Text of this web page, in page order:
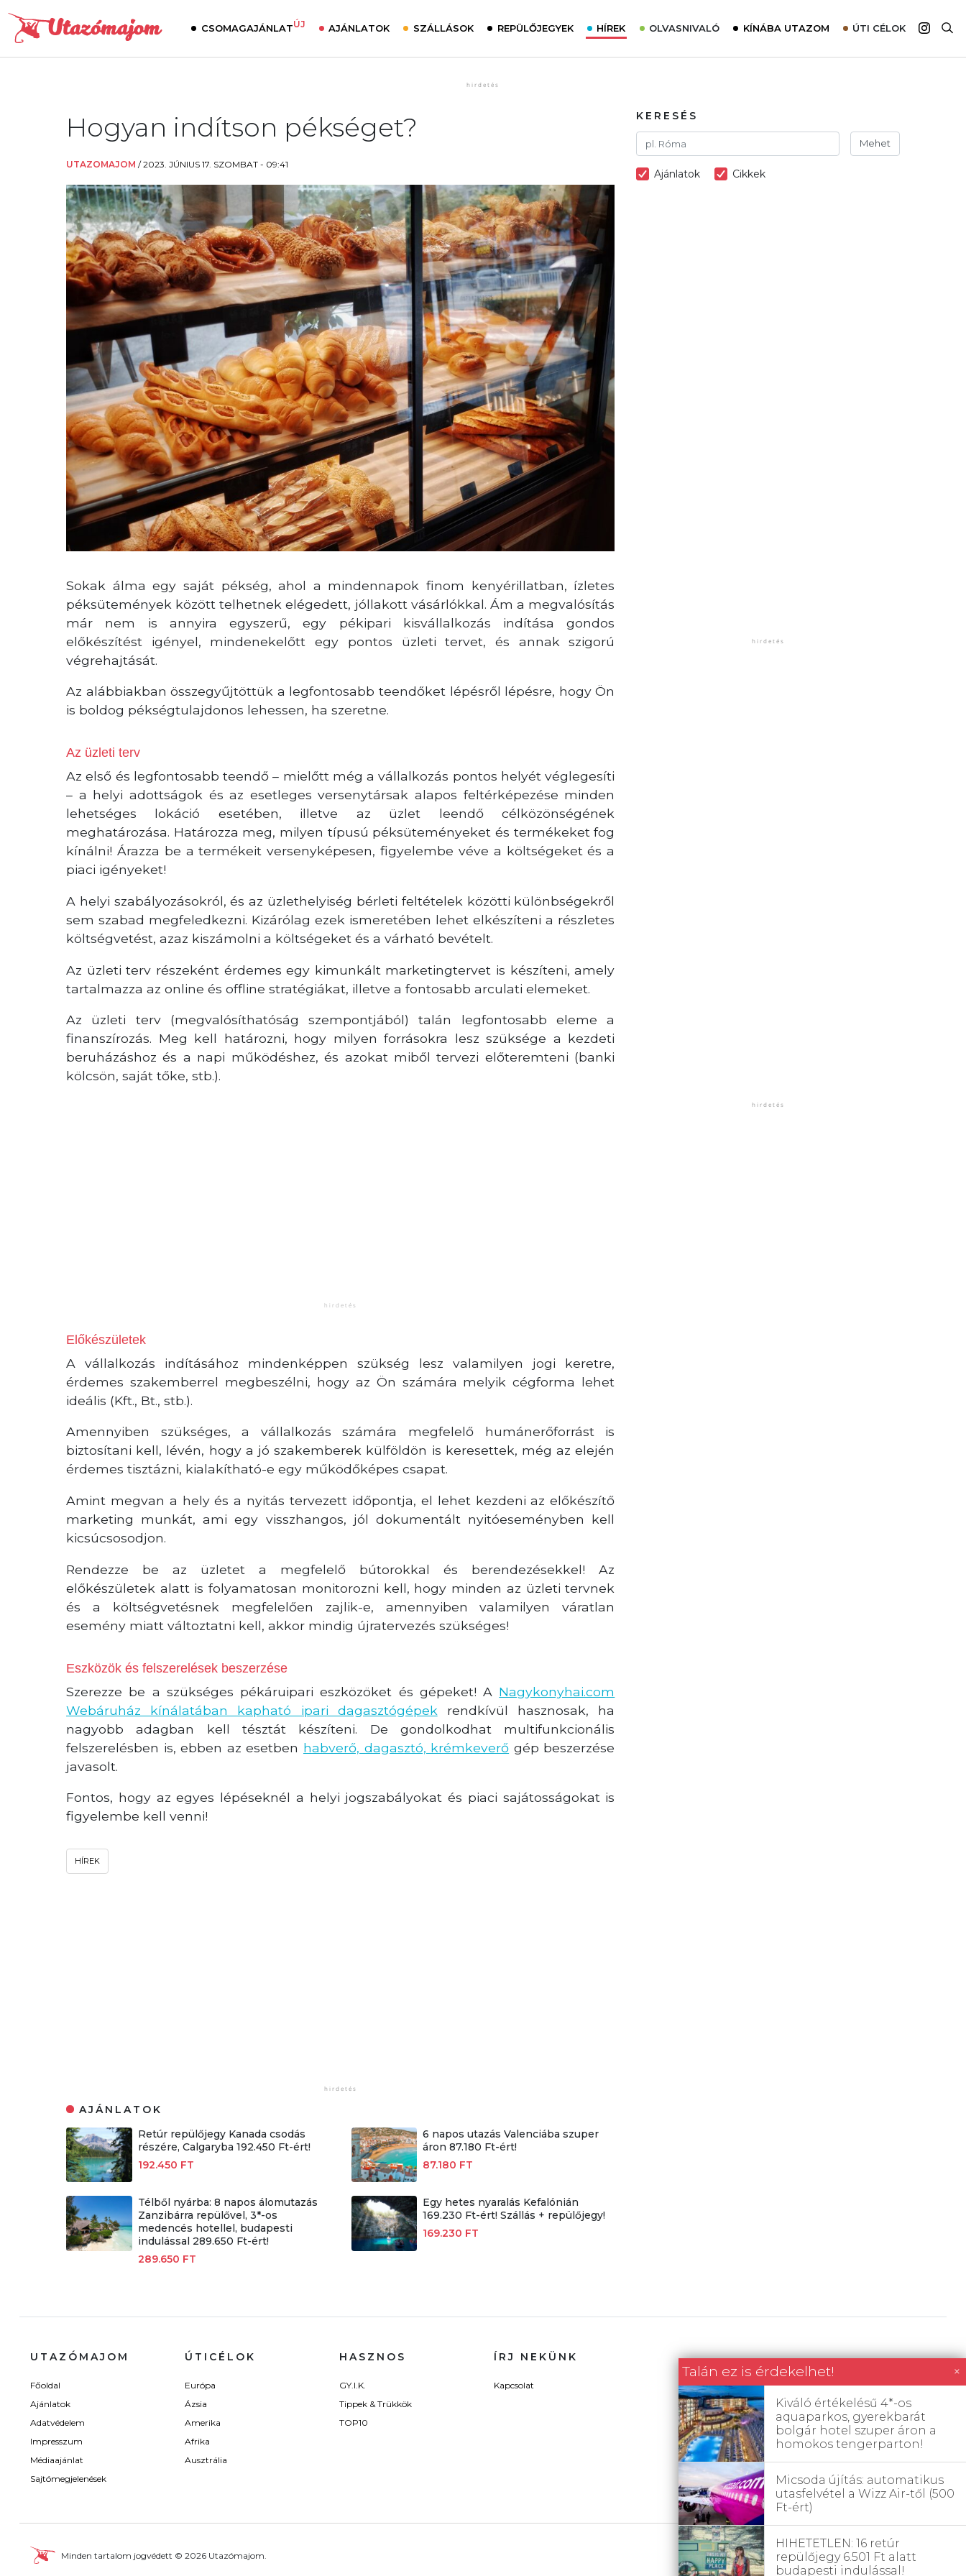
CSOMAGAJÁNLATÚJ AJÁNLATOK SZÁLLÁSOK REPÜLŐJEGYEK HÍREK OLVASNIVALÓ
Interjú
Élménybeszámolók
KÍNÁBA UTAZOM ÚTI CÉLOK
Ausztrália
Hogyan indítson pékséget?
UTAZOMAJOM /2023. JÚNIUS 17. SZOMBAT - 09:41
Sokak álma egy saját pékség, ahol a mindennapok finom kenyérillatban, ízletes
péksütemények között telhetnek elégedett, jóllakott vásárlókkal. Ám a megvalósítás
már nem is annyira egyszerű, egy pékipari kisvállalkozás indítása gondos
előkészítést igényel, mindenekelőtt egy pontos üzleti tervet, és annak szigorú
végrehajtását.
Az alábbiakban összegyűjtöttük a legfontosabb teendőket lépésről lépésre, hogy Ön
is boldog pékségtulajdonos lehessen, ha szeretne.
Az üzleti terv
Az első és legfontosabb teendő – mielőtt még a vállalkozás pontos helyét véglegesíti
– a helyi adottságok és az esetleges versenytársak alapos feltérképezése minden
lehetséges lokáció esetében, illetve az üzlet leendő célközönségének
meghatározása. Határozza meg, milyen típusú péksüteményeket és termékeket fog
kínálni! Árazza be a termékeit versenyképesen, figyelembe véve a költségeket és a
piaci igényeket!
A helyi szabályozásokról, és az üzlethelyiség bérleti feltételek közötti különbségekről
sem szabad megfeledkezni. Kizárólag ezek ismeretében lehet elkészíteni a részletes
költségvetést, azaz kiszámolni a költségeket és a várható bevételt.
Az üzleti terv részeként érdemes egy kimunkált marketingtervet is készíteni, amely
tartalmazza az online és offline stratégiákat, illetve a fontosabb arculati elemeket.
Az üzleti terv (megvalósíthatóság szempontjából) talán legfontosabb eleme a
finanszírozás. Meg kell határozni, hogy milyen forrásokra lesz szüksége a kezdeti
beruházáshoz és a napi működéshez, és azokat miből tervezi előteremteni (banki
kölcsön, saját tőke, stb.).
Előkészületek
A vállalkozás indításához mindenképpen szükség lesz valamilyen jogi keretre,
érdemes szakemberrel megbeszélni, hogy az Ön számára melyik cégforma lehet
ideális (Kft., Bt., stb.).
Amennyiben szükséges, a vállalkozás számára megfelelő humánerőforrást is
biztosítani kell, lévén, hogy a jó szakemberek külföldön is keresettek, még az elején
érdemes tisztázni, kialakítható-e egy működőképes csapat.
Amint megvan a hely és a nyitás tervezett időpontja, el lehet kezdeni az előkészítő
marketing munkát, ami egy visszhangos, jól dokumentált nyitóeseményben kell
kicsúcsosodjon.
Rendezze be az üzletet a megfelelő bútorokkal és berendezésekkel! Az
előkészületek alatt is folyamatosan monitorozni kell, hogy minden az üzleti tervnek
és a költségvetésnek megfelelően zajlik-e, amennyiben valamilyen váratlan
esemény miatt változtatni kell, akkor mindig újratervezés szükséges!
Eszközök és felszerelések beszerzése
Szerezze be a szükséges pékáruipari eszközöket és gépeket! A Nagykonyhai.com
Webáruház kínálatában kapható ipari dagasztógépek rendkívül hasznosak, ha
nagyobb adagban kell tésztát készíteni. De gondolkodhat multifunkcionális
felszerelésben is, ebben az esetben habverő, dagasztó, krémkeverő gép beszerzése
javasolt.
Fontos, hogy az egyes lépéseknél a helyi jogszabályokat és piaci sajátosságokat is
figyelembe kell venni!
Talán ez is érdekelhet! ×
Kiváló értékelésű 4*-os
aquaparkos, gyerekbarát
bolgár hotel szuper áron a
homokos tengerparton!
Micsoda újítás: automatikus
utasfelvétel a Wizz Air-től (500
Ft-ért)
HIHETETLEN: 16 retúr
repülőjegy 6.501 Ft alatt
budapesti indulással!
HÍREK
AJÁNLATOK
Retúr repülőjegy Kanada csodás
részére, Calgaryba 192.450 Ft-ért!
192.450 FT
6 napos utazás Valenciába szuper
áron 87.180 Ft-ért!
87.180 FT
Télből nyárba: 8 napos álomutazás
Zanzibárra repülővel, 3*-os
medencés hotellel, budapesti
indulással 289.650 Ft-ért!
289.650 FT
Egy hetes nyaralás Kefalónián
169.230 Ft-ért! Szállás + repülőjegy!
169.230 FT
KERESÉS
Mehet
Ajánlatok Cikkek
UTAZÓMAJOM
Főoldal
Ajánlatok
Adatvédelem
Impresszum
Médiaajánlat
Sajtómegjelenések
ÚTICÉLOK
Európa
Ázsia
Amerika
Afrika
Ausztrália
HASZNOS
GY.I.K.
Tippek & Trükkök
TOP10
ÍRJ NEKÜNK
Kapcsolat
Minden tartalom jogvédett © 2026 Utazómajom.